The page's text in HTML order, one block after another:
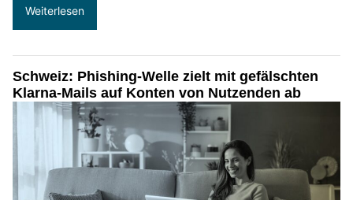
Weiterlesen
Schweiz: Phishing-Welle zielt mit gefälschten
Klarna-Mails auf Konten von Nutzenden ab